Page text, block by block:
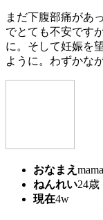
まだ下腹部痛があ
でとても不安です
に。そして妊娠を
ように。わずかな
おなまえ
ねんれい24歳
現在4w